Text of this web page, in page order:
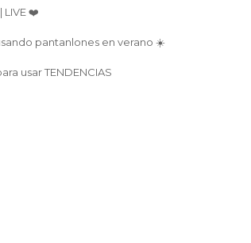
LIVE ❤️
pantanlones en verano ☀️
usar TENDENCIAS